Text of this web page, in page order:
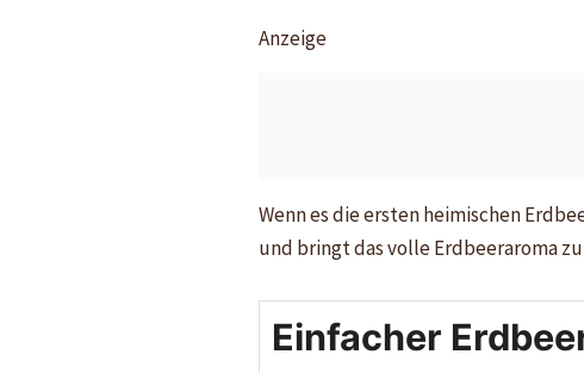
Anzeige
Wenn es die ersten heimischen
und bringt das volle Erdbeeraroma
Einfacher